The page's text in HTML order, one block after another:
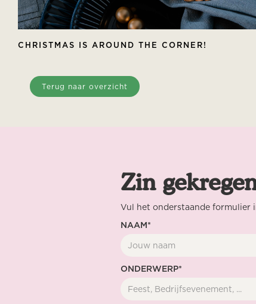
CHRISTMAS IS AROUND THE CORNER!
Terug naar overzicht
Zin
Vul het onderstaande formulier
NAAM*
ONDERWERP*